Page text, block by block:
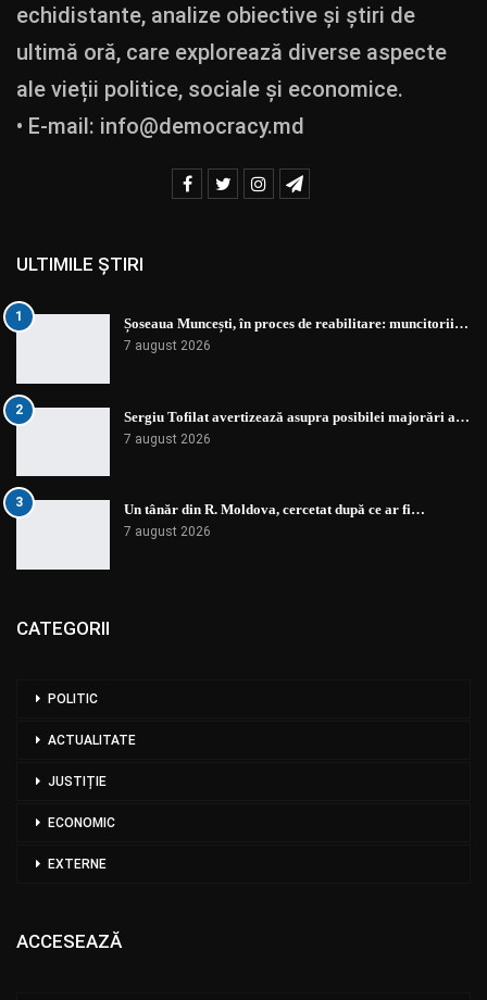
echidistante, analize obiective și știri de
ultimă oră, care explorează diverse aspecte
ale vieții politice, sociale și economice.
• E-mail: info@democracy.md
ULTIMILE ȘTIRI
1 Șoseaua Muncești, în proces de reabilitare: muncitorii…
7 august 2026
2 Sergiu Tofilat avertizează asupra posibilei majorări a…
7 august 2026
3 Un tânăr din R. Moldova, cercetat după ce ar fi…
7 august 2026
CATEGORII
POLITIC
ACTUALITATE
JUSTIȚIE
ECONOMIC
EXTERNE
ACCESEAZĂ